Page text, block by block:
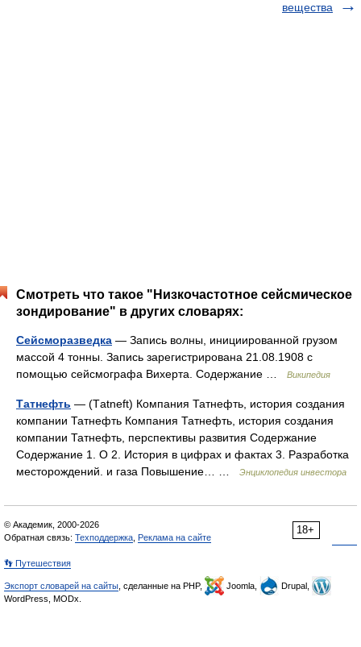
вещества
Смотреть что такое "Низкочастотное сейсмическое
зондирование" в других словарях:
Сейсморазведка — Запись волны, инициированной грузом
массой 4 тонны. Запись зарегистрирована 21.08.1908 с
помощью сейсмографа Вихерта. Содержание …
Википедия
Татнефть — (Тatneft) Компания Татнефть, история создания
компании Татнефть Компания Татнефть, история создания
компании Татнефть, перспективы развития Содержание
Содержание 1. О 2. История в цифрах и фактах 3. Разработка
месторождений. и газа Повышение… …
Энциклопедия инвестора
18+
© Академик, 2000-2026
Обратная связь: Техподдержка Реклама на сайте
👣 Путешествия
Экспорт словарей на сайты , сделанные на PHP, Joomla,
Drupal,
WordPress, MODx.